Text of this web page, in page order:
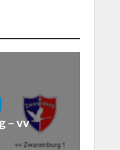
– vv